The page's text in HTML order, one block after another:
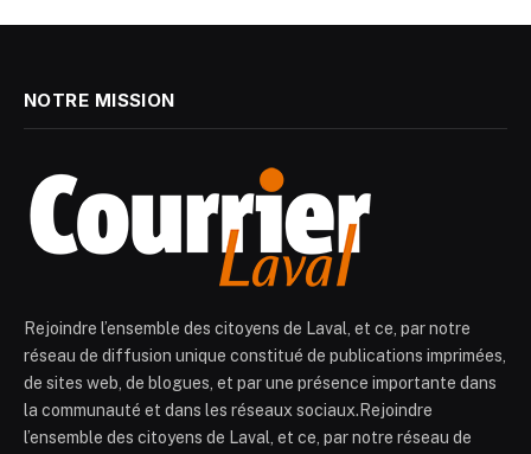
NOTRE MISSION
Rejoindre l’ensemble des citoyens de Laval, et ce, par notre
réseau de diffusion unique constitué de publications imprimées,
de sites web, de blogues, et par une présence importante dans
la communauté et dans les réseaux sociaux.Rejoindre
l’ensemble des citoyens de Laval, et ce, par notre réseau de